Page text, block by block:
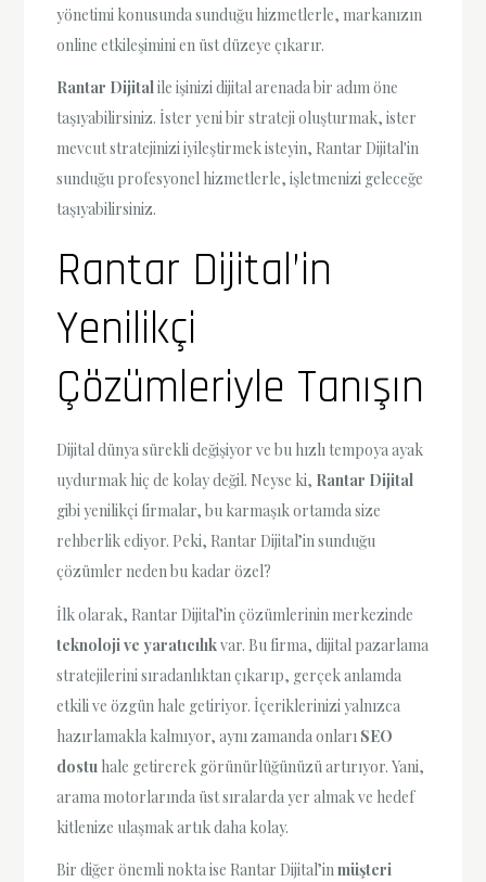
yönetimi konusunda sunduğu hizmetlerle, markanızın
online etkileşimini en üst düzeye çıkarır.
Rantar Dijitalile işinizi dijital arenada bir adım öne
taşıyabilirsiniz. İster yeni bir strateji oluşturmak, ister
mevcut stratejinizi iyileştirmek isteyin, Rantar Dijital'in
sunduğu profesyonel hizmetlerle, işletmenizi geleceğe
taşıyabilirsiniz.
Rantar Dijital’in
Yenilikçi
Çözümleriyle Tanışın
Dijital dünya sürekli değişiyor ve bu hızlı tempoya ayak
uydurmak hiç de kolay değil. Neyse ki, Rantar Dijital
gibi yenilikçi firmalar, bu karmaşık ortamda size
rehberlik ediyor. Peki, Rantar Dijital’in sunduğu
çözümler neden bu kadar özel?
İlk olarak, Rantar Dijital’in çözümlerinin merkezinde
teknoloji ve yaratıcılıkvar. Bu firma, dijital pazarlama
stratejilerini sıradanlıktan çıkarıp, gerçek anlamda
etkili ve özgün hale getiriyor. İçeriklerinizi yalnızca
hazırlamakla kalmıyor, aynı zamanda onları SEO
dostu hale getirerek görünürlüğünüzü artırıyor. Yani,
arama motorlarında üst sıralarda yer almak ve hedef
kitlenize ulaşmak artık daha kolay.
Bir diğer önemli nokta ise Rantar Dijital’inmüşteri